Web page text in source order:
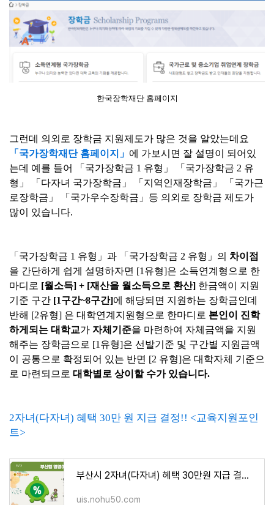
한국장학재단 홈페이지
그런데 의외로 장학금 지원제도가 많은 것을 알았는데요
「국가장학재단 홈페이지」 에 가보시면 잘 설명이 되어있
는데 예를 들어 「국가장학금 1 유형」 「국가장학금 2 유
형」
「다자녀 국가장학금」 「지역인재장학금」
「국가근
로장학금」
「국가우수장학금」등 의외로 장학금 제도가
많이 있습니다.
「국가장학금 1 유형」과 「국가장학금 2 유형」의 차이점
을 간단하게 쉽게 설명하자면 [1유형]은 소득연계형으로 한
마디로 [월소득] + [재산을 월소득으로 환산] 한금액이 지원
기준 구간 [1구간~8구간]에 해당되면 지원하는 장학금인데
반해 [2유형] 은 대학연계지원형으로 한마디로 본인이 진학
하게되는 대학교가 자체기준을 마련하여 자체금액을 지원
해주는 장학금으로 [1유형]은 선발기준 및 구간별 지원금액
이 공통으로 확정되어 있는 반면 [2 유형]은 대학자체 기준으
로 마련되므로 대학별로 상이할 수가 있습니다.
2자녀(다자녀) 혜택 30만 원 지급 결정!! <교육지원포인
트>
부산시 2자녀(다자녀) 혜택 30만원 지급 결정!! <교육지원포인트>
uis.nohu50.com